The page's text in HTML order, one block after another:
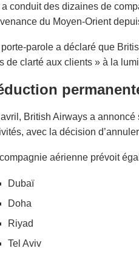
conduit des dizaines de
du Moyen-Orient
parole a déclaré que
de clarté aux clients » à la
British Airways a
avec la décision
aérienne prévoit
Dubaï
Doha
Riyad
Tel Aviv